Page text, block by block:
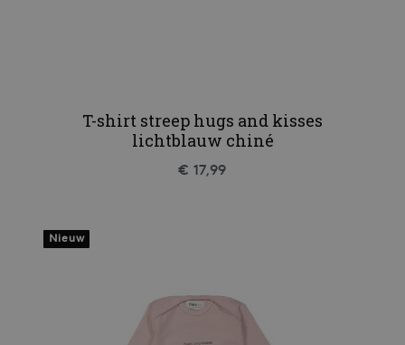
T-shirt streep hugs and kisses
lichtblauw chiné
€ 17,99
Nieuw